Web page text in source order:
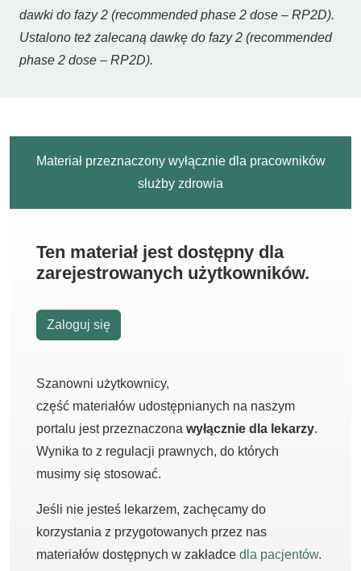
dawki do fazy 2 (recommended phase 2 dose – RP2D).
Ustalono też zalecaną dawkę do fazy 2 (recommended
phase 2 dose – RP2D).
Materiał przeznaczony wyłącznie dla pracowników
służby zdrowia
Ten materiał jest dostępny dla
zarejestrowanych użytkowników.
Zaloguj się
Szanowni użytkownicy,
część materiałów udostępnianych na naszym
portalu jest przeznaczona wyłącznie dla lekarzy.
Wynika to z regulacji prawnych, do których
musimy się stosować.
Jeśli nie jesteś lekarzem, zachęcamy do
korzystania z przygotowanych przez nas
materiałów dostępnych w zakładce dla pacjentów.